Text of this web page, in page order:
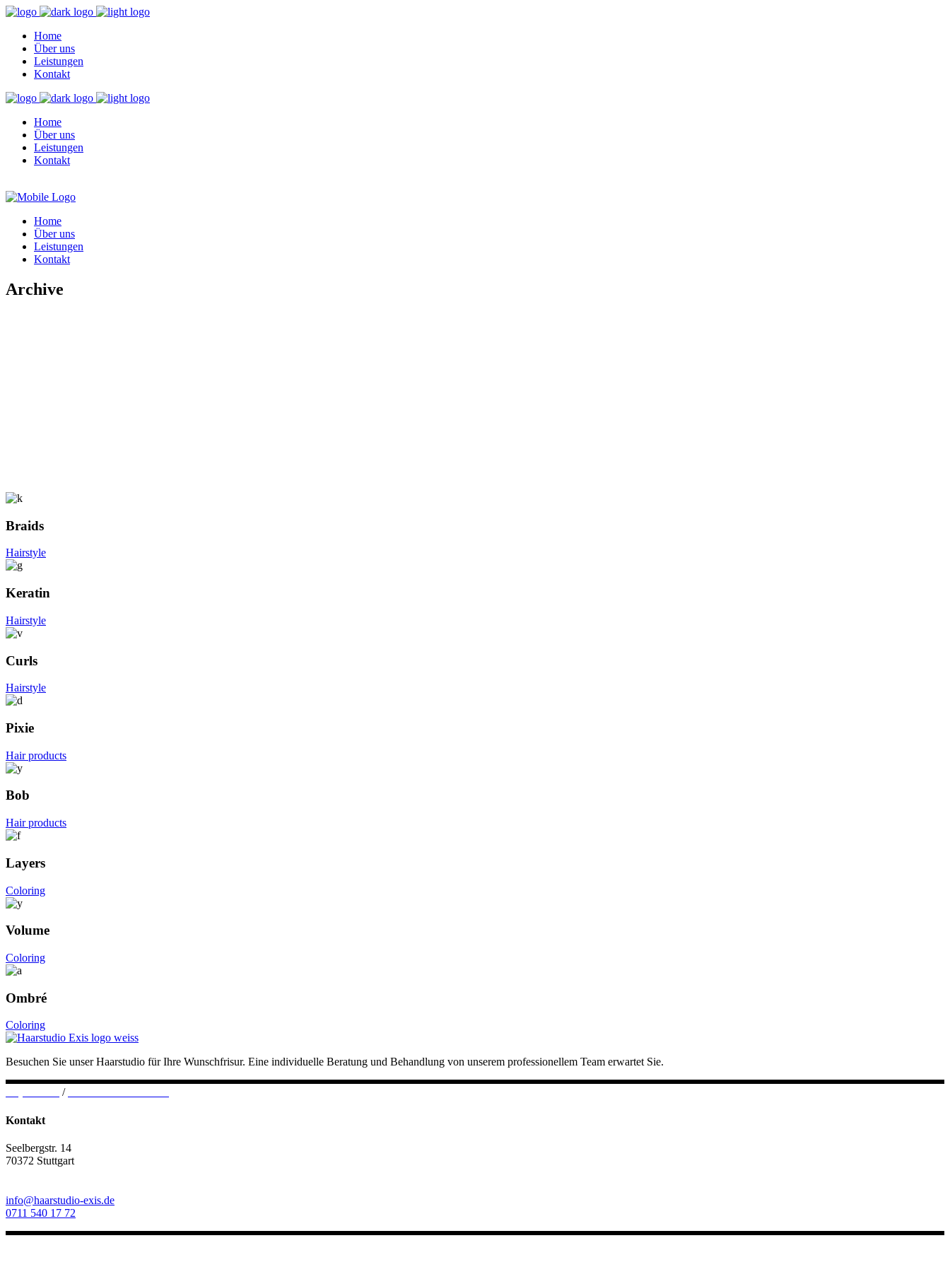
Home
Über uns
Leistungen
Kontakt
Home
Über uns
Leistungen
Kontakt
Home
Über uns
Leistungen
Kontakt
Archive
Braids
Hairstyle
Keratin
Hairstyle
Curls
Hairstyle
Pixie
Hair products
Bob
Hair products
Layers
Coloring
Volume
Coloring
Ombré
Coloring
Besuchen Sie unser Haarstudio für Ihre Wunschfrisur. Eine individuelle Beratung und Behandlung von unserem professionellem Team erwartet Sie.
/
Kontakt
Seelbergstr. 14
70372 Stuttgart
info@haarstudio-exis.de
0711 540 17 72